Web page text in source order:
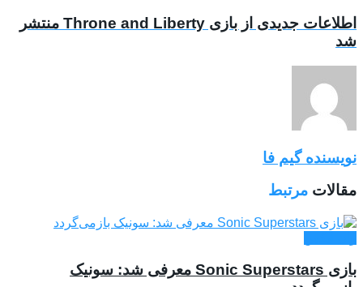
اطلاعات جدیدی از بازی Throne and Liberty منتشر
شد
نویسنده گیم فا
مقالات مرتبط
بازی Sonic Superstars معرفی شد:‌ سونیک